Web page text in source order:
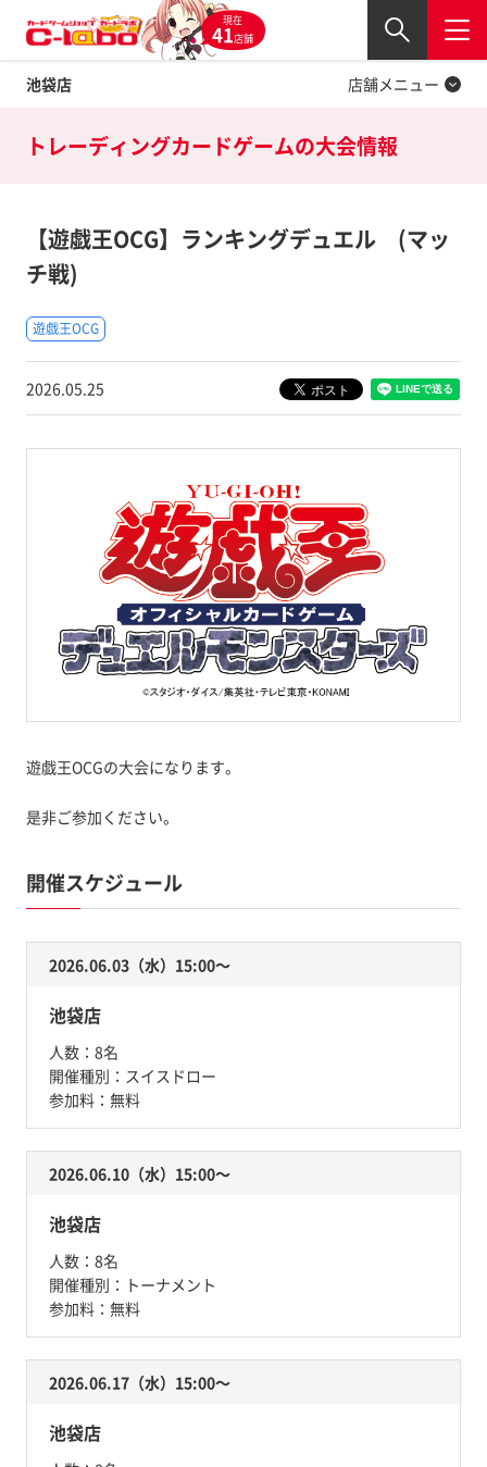
現在
41店舗
池袋店
閉じる
店舗メニュー
Twitter
トレーディングカードゲームの大会情報
【遊戯王OCG】ランキングデュエル (マッ
チ戦)
遊戯王OCG
2026.05.25
遊戯王OCGの大会になります。
是非ご参加ください。
開催スケジュール
2026.06.03（水）15:00〜
池袋店
人数： 8名
開催種別： スイスドロー
参加料： 無料
2026.06.10（水）15:00〜
池袋店
人数： 8名
開催種別： トーナメント
参加料： 無料
2026.06.17（水）15:00〜
池袋店